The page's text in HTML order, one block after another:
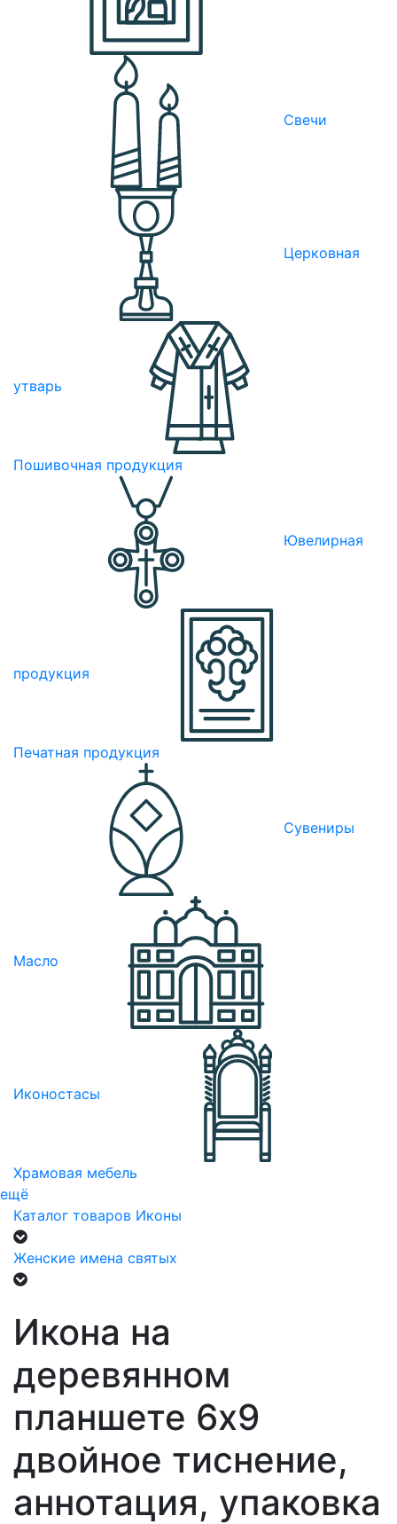
Свечи
Церковная
утварь
Пошивочная продукция
Ювелирная
продукция
Печатная продукция
Сувениры
Масло
Иконостасы
Храмовая мебель
ещё
Каталог товаров Иконы
Женские имена святых
Икона на
деревянном
планшете 6х9
двойное тиснение,
аннотация, упаковка